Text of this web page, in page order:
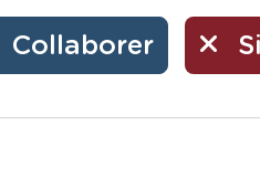
Collaborer